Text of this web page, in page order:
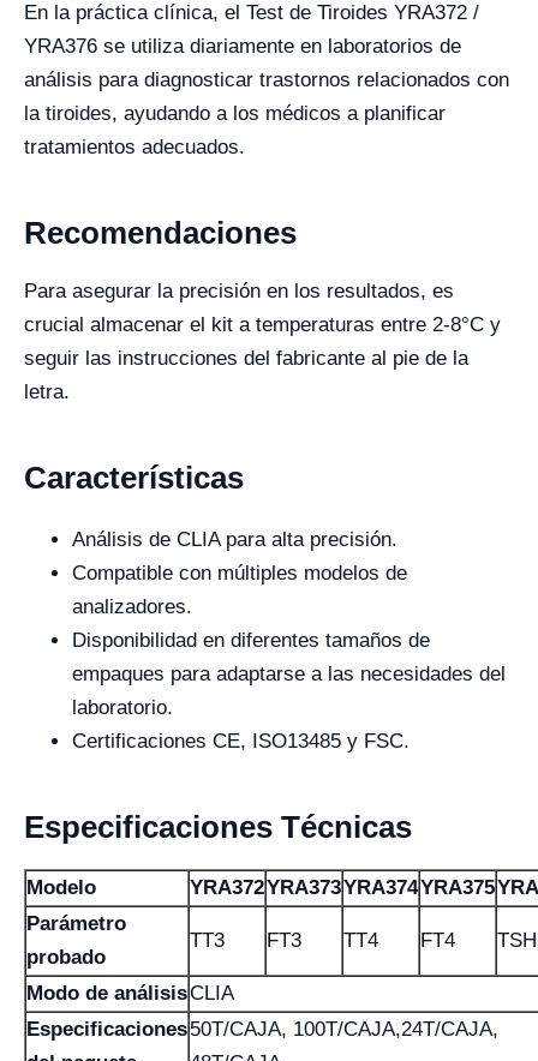
En la práctica clínica, el Test de Tiroides YRA372 /
YRA376 se utiliza diariamente en laboratorios de
análisis para diagnosticar trastornos relacionados con
la tiroides, ayudando a los médicos a planificar
tratamientos adecuados.
Recomendaciones
Para asegurar la precisión en los resultados, es
crucial almacenar el kit a temperaturas entre 2-8°C y
seguir las instrucciones del fabricante al pie de la
letra.
Características
Análisis de CLIA para alta precisión.
Compatible con múltiples modelos de
analizadores.
Disponibilidad en diferentes tamaños de
empaques para adaptarse a las necesidades del
laboratorio.
Certificaciones CE, ISO13485 y FSC.
Especificaciones Técnicas
Modelo YRA372YRA373YRA374YRA375
Parámetro
probado
TT3 FT3 TT4 FT4 TSH
Modo de análisisCLIA
Especificaciones50T/CAJA, 100T/CAJA,24T/CAJA,